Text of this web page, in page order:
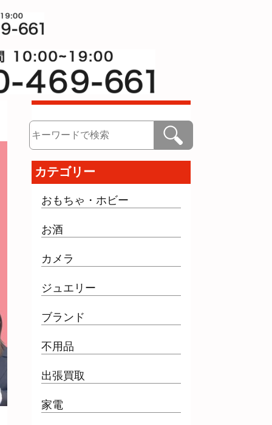
検索
カテゴリー
おもちゃ・ホビー
お酒
カメラ
ジュエリー
ブランド
不用品
出張買取
家電